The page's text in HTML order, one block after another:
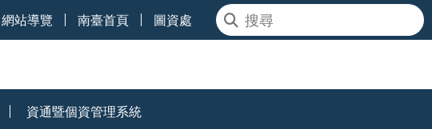
網站導覽 南臺首頁 圖資處
資通暨個資管理系統